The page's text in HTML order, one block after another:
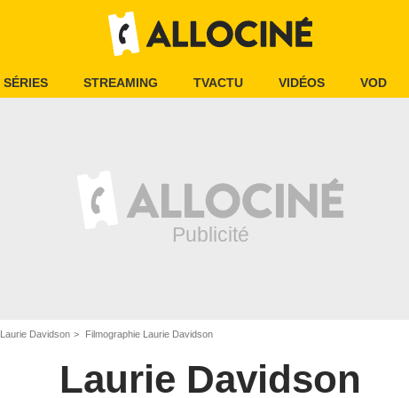
SÉRIES STREAMING TVACTU VIDÉOS VOD
Laurie Davidson Filmographie Laurie Davidson
Laurie Davidson